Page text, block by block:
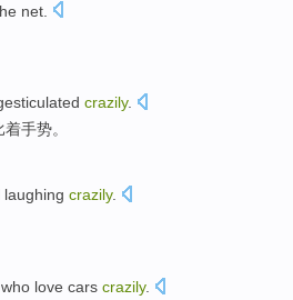
net
crazily.
手势。
crazily.
love cars crazily.